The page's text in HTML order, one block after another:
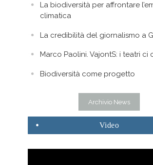
La biodiversità per affrontare
climatica
La credibilità del giornalismo a
Marco Paolini. VajontS: i teatri ci
Biodiversità come progetto
Archivio News
Video